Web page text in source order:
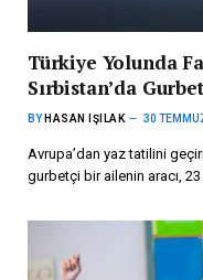
Türkiye Yolunda
Sırbistan’da
BY HASAN IŞILAK 30
Avrupa’dan yaz tatilini
gurbetçi bir ailenin aracı,